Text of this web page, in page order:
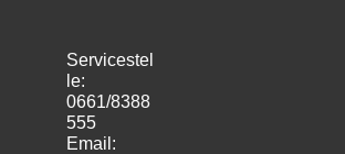
Servicestel
le:
0661/8388
555
Email: